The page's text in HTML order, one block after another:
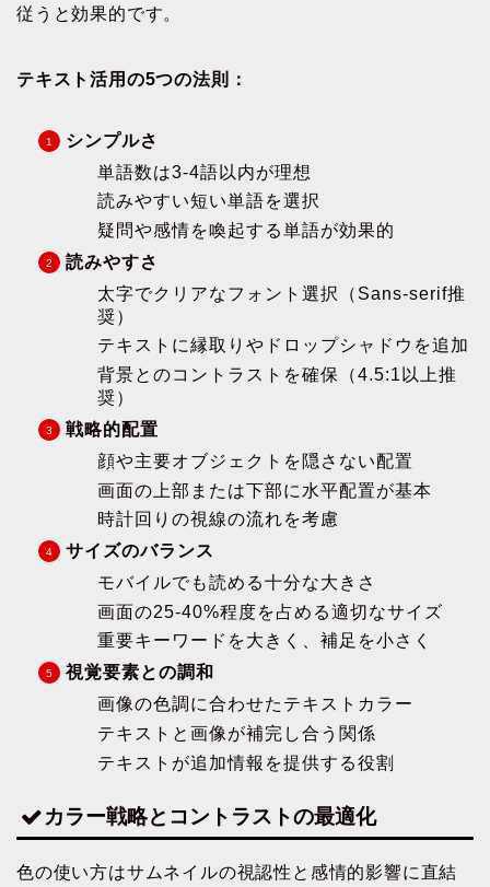
従うと効果的です。
テキスト活用の5つの法則：
シンプルさ
単語数は3-4語以内が理想
読みやすい短い単語を選択
疑問や感情を喚起する単語が効果的
読みやすさ
太字でクリアなフォント選択（Sans-serif推
奨）
テキストに縁取りやドロップシャドウを追加
背景とのコントラストを確保（4.5:1以上推
奨）
戦略的配置
顔や主要オブジェクトを隠さない配置
画面の上部または下部に水平配置が基本
時計回りの視線の流れを考慮
サイズのバランス
モバイルでも読める十分な大きさ
画面の25-40%程度を占める適切なサイズ
重要キーワードを大きく、補足を小さく
視覚要素との調和
画像の色調に合わせたテキストカラー
テキストと画像が補完し合う関係
テキストが追加情報を提供する役割
カラー戦略とコントラストの最適化
色の使い方はサムネイルの視認性と感情的影響に直結